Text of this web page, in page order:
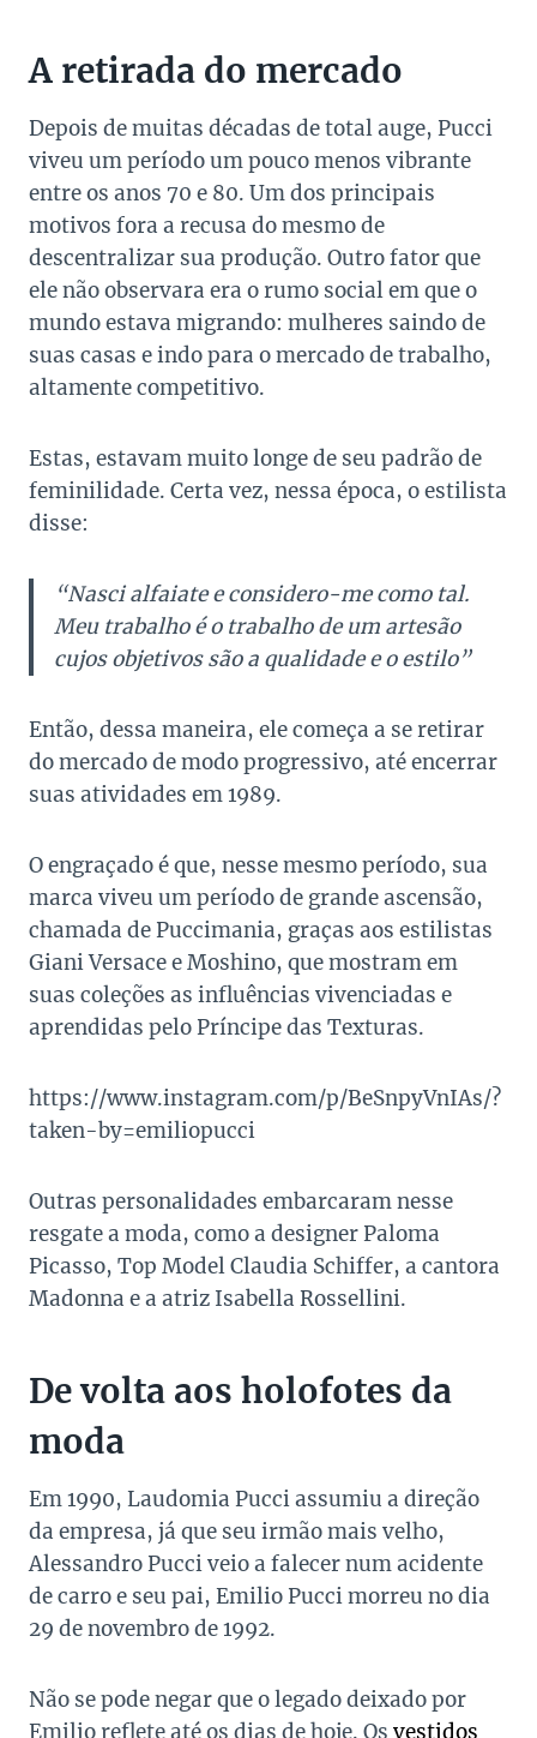
A retirada do mercado
Depois de muitas décadas de total auge, Pucci
viveu um período um pouco menos vibrante
entre os anos 70 e 80. Um dos principais
motivos fora a recusa do mesmo de
descentralizar sua produção. Outro fator que
ele não observara era o rumo social em que o
mundo estava migrando: mulheres saindo de
suas casas e indo para o mercado de trabalho,
altamente competitivo.
Estas, estavam muito longe de seu padrão de
feminilidade. Certa vez, nessa época, o estilista
disse:
“Nasci alfaiate e considero-me como tal.
Meu trabalho é o trabalho de um artesão
cujos objetivos são a qualidade e o estilo”
Então, dessa maneira, ele começa a se retirar
do mercado de modo progressivo, até encerrar
suas atividades em 1989.
O engraçado é que, nesse mesmo período, sua
marca viveu um período de grande ascensão,
chamada de Puccimania, graças aos estilistas
Giani Versace e Moshino, que mostram em
suas coleções as influências vivenciadas e
aprendidas pelo Príncipe das Texturas.
https://www.instagram.com/p/BeSnpyVnIAs/?
taken-by=emiliopucci
Outras personalidades embarcaram nesse
resgate a moda, como a designer Paloma
Picasso, Top Model Claudia Schiffer, a cantora
Madonna e a atriz Isabella Rossellini.
De volta aos holofotes da
moda
Em 1990, Laudomia Pucci assumiu a direção
da empresa, já que seu irmão mais velho,
Alessandro Pucci veio a falecer num acidente
de carro e seu pai, Emilio Pucci morreu no dia
29 de novembro de 1992.
Não se pode negar que o legado deixado por
Emilio reflete até os dias de hoje. Os vestidos